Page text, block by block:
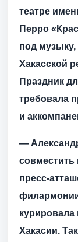
театре
Перро
под
Хакасской
Праздник
требовала
и
—
пресс-
курировала
Хакасии.